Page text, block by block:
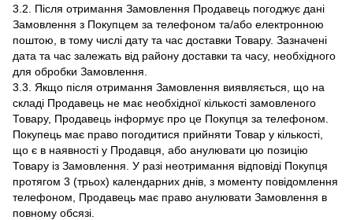
3.2. Після отримання Замовлення Продавець погоджує дані
Замовлення з Покупцем за телефоном та/або електронною
поштою, в тому числі дату та час доставки Товару. Зазначені
дата та час залежать від району доставки та часу, необхідного
для обробки Замовлення.
3.3. Якщо після отримання Замовлення виявляється, що на
складі Продавець не має необхідної кількості замовленого
Товару, Продавець інформує про це Покупця за телефоном.
Покупець має право погодитися прийняти Товар у кількості,
що є в наявності у Продавця, або анулювати цю позицію
Товару із Замовлення. У разі неотримання відповіді Покупця
протягом 3 (трьох) календарних днів, з моменту повідомлення
телефоном, Продавець має право анулювати Замовлення в
повному обсязі.